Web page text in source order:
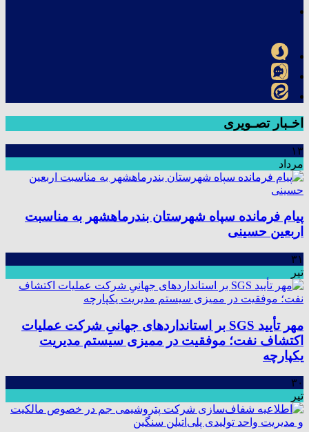
اخـبار تصـویری
۱۳
مرداد
پیام فرمانده سپاه شهرستان بندرماهشهر به مناسبت
اربعین حسینی
۳۱
تیر
مهر تأیید SGS بر استانداردهای جهانیِ شرکت عملیات
اکتشاف نفت؛ موفقیت در ممیزی سیستم مدیریت
یکپارچه
۳۰
تیر